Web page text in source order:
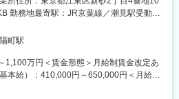
ーや、CQOスタッフ海外メンバーなど欧
よるグローバルレベルでの業務
の理解深耕、グローバルコミュニケーシ
ライバーの一つである再生医療・遺伝子
託生産（CDMO）事業において、顧客プ
プラットフォーム開発を、製造技術リー
だきます。
動喫
更の範囲：会社の定める事業所
町駅
1,100万円＜賃金形態＞月給制賃金改定あ
本給）：410,000円～650,000円＜月給＞